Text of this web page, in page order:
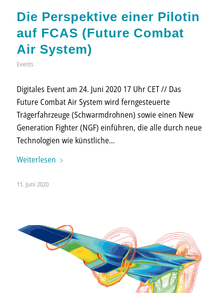
Die Perspektive einer Pilotin
auf FCAS (Future Combat
Air System)
Events
Digitales Event am 24. Juni 2020 17 Uhr CET // Das
Future Combat Air System wird fern­gesteuerte
Trägerfahrzeuge (Schwarm­drohnen) sowie einen New
Generation Fighter (NGF) einführen, die alle durch neue
Technologien wie künst­liche…
Weiterlesen
11. Juni 2020